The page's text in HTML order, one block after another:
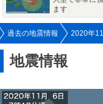
ます
過去の地震情報 2020年
地震情報